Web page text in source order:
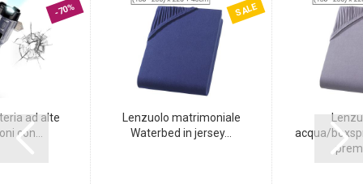
-70%
ad alte
con...
SALE
Lenzuolo matrimoniale
Waterbed in jersey...
acqua/